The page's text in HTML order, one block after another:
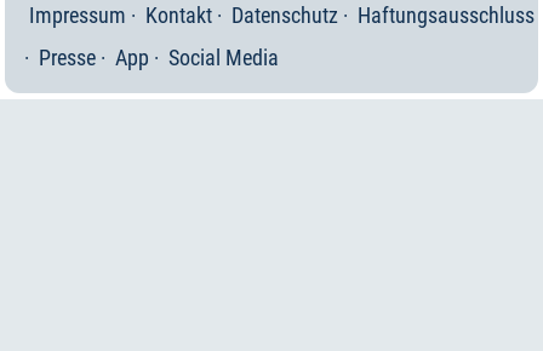
Impressum Kontakt Datenschutz
Haftungsausschluss
Presse
App Social Media